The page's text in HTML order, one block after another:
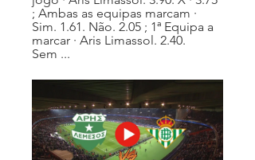
; Ambas as equipas marcam ·
Sim. 1.61. Não. 2.05 ; 1ª Equipa a
marcar · Aris Limassol. 2.40.
Sem ...